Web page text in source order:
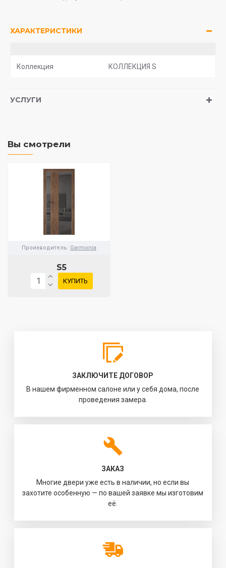
ХАРАКТЕРИСТИКИ
Коллекция КОЛЛЕКЦИЯ S
УСЛУГИ
Вы смотрели
Производитель: Garmonia
S5
КУПИТЬ
ЗАКЛЮЧИТЕ ДОГОВОР
В нашем фирменном салоне или у себя дома, после
проведения замера.
ЗАКАЗ
Многие двери уже есть в наличии, но если вы
захотите особенную — по вашей заявке мы изготовим
её.